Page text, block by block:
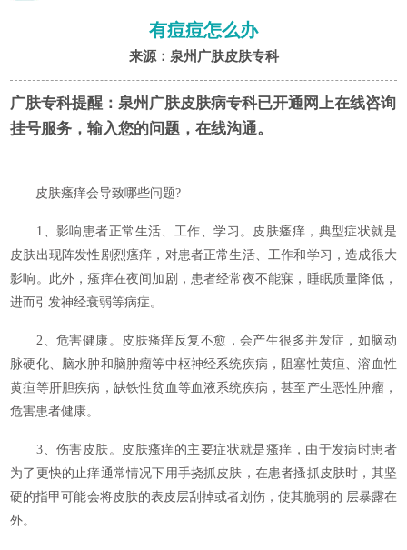
有痘痘怎么办
来源：泉州广肤皮肤专科
广肤专科提醒： 泉州广肤皮肤病专科已开通网上在线咨询
挂号服务，输入您的问题，在线沟通。
皮肤瘙痒会导致哪些问题?
1、影响患者正常生活、工作、学习。皮肤瘙痒，典型症状就是
皮肤出现阵发性剧烈瘙痒，对患者正常生活、工作和学习，造成很大
影响。此外，瘙痒在夜间加剧，患者经常夜不能寐，睡眠质量降低，
进而引发神经衰弱等病症。
2、危害健康。皮肤瘙痒反复不愈，会产生很多并发症，如脑动
脉硬化、脑水肿和脑肿瘤等中枢神经系统疾病，阻塞性黄疸、溶血性
黄疸等肝胆疾病，缺铁性贫血等血液系统疾病，甚至产生恶性肿瘤，
危害患者健康。
3、伤害皮肤。皮肤瘙痒的主要症状就是瘙痒，由于发病时患者
为了更快的止痒通常情况下用手挠抓皮肤，在患者搔抓皮肤时，其坚
硬的指甲可能会将皮肤的表皮层刮掉或者划伤，使其脆弱的 层暴露在
外。